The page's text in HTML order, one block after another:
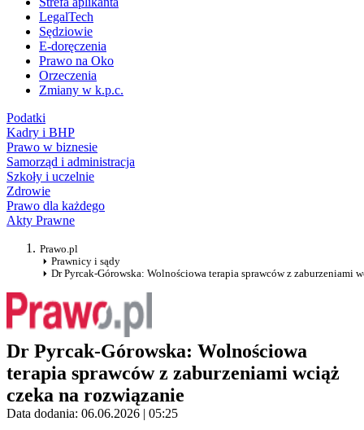
LegalTech
Sędziowie
E-doręczenia
Prawo na Oko
Orzeczenia
Zmiany w k.p.c.
Podatki
Kadry i BHP
Prawo w biznesie
Samorząd i administracja
Szkoły i uczelnie
Zdrowie
Prawo dla każdego
Akty Prawne
Prawo.pl
Prawnicy i sądy
Dr Pyrcak-Górowska: Wolnościowa terapia sprawców z zaburzeniami
Dr Pyrcak-Górowska: Wolnościowa
terapia sprawców z zaburzeniami wciąż
czeka na rozwiązanie
Data dodania: 06.06.2026 | 05:25